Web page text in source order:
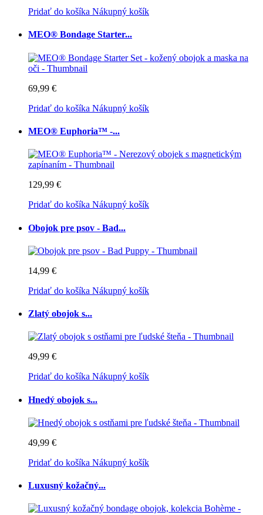
Pridať do košíka Nákupný košík
MEO® Bondage Starter...
69,99 €
Pridať do košíka Nákupný košík
MEO® Euphoria™ -...
129,99 €
Pridať do košíka Nákupný košík
Obojok pre psov - Bad...
14,99 €
Pridať do košíka Nákupný košík
Zlatý obojok s...
49,99 €
Pridať do košíka Nákupný košík
Hnedý obojok s...
49,99 €
Pridať do košíka Nákupný košík
Luxusný kožačný...